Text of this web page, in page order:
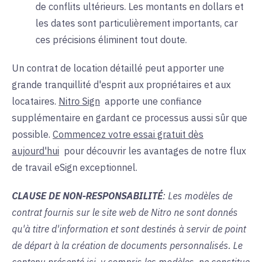
de conflits ultérieurs. Les montants en dollars et
les dates sont particulièrement importants, car
ces précisions éliminent tout doute.
Un contrat de location détaillé peut apporter une
grande tranquillité d'esprit aux propriétaires et aux
locataires. Nitro Sign apporte une confiance
supplémentaire en gardant ce processus aussi sûr que
possible. Commencez votre essai gratuit dès
aujourd'hui pour découvrir les avantages de notre flux
de travail eSign exceptionnel.
CLAUSE DE NON-RESPONSABILITÉ: Les modèles de
contrat fournis sur le site web de Nitro ne sont donnés
qu'à titre d'information et sont destinés à servir de point
de départ à la création de documents personnalisés. Le